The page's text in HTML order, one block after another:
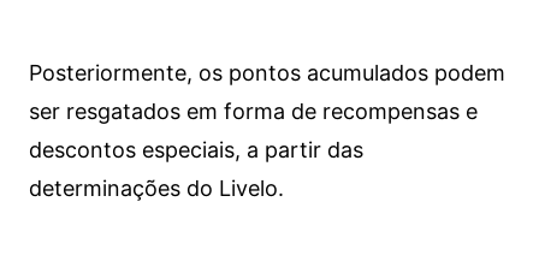
Posteriormente, os pontos acumulados podem
ser resgatados em forma de recompensas e
descontos especiais, a partir das
determinações do Livelo.